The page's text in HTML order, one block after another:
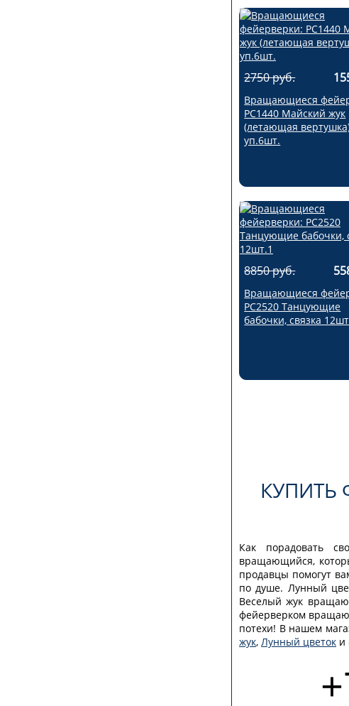
2750 руб.
Вращающиеся
РС1440 Майский жук
(летающая
уп.6шт.
8850 руб.
Вращающиеся
РС2520 Танцующие
бабочки, связка
КУПИТЬ
Как порадовать
вращающийся,
продавцы помогут
по душе. Лунный
Веселый жук
фейерверком
потехи! В нашем
жук, Лунный цветоки